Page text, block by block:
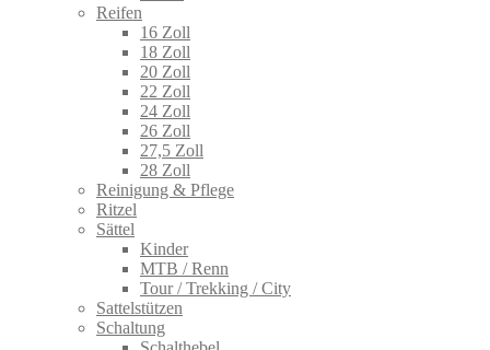
Reifen
16 Zoll
18 Zoll
20 Zoll
22 Zoll
24 Zoll
26 Zoll
27,5 Zoll
28 Zoll
Reinigung & Pflege
Ritzel
Sättel
Kinder
MTB / Renn
Tour / Trekking / City
Sattelstützen
Schaltung